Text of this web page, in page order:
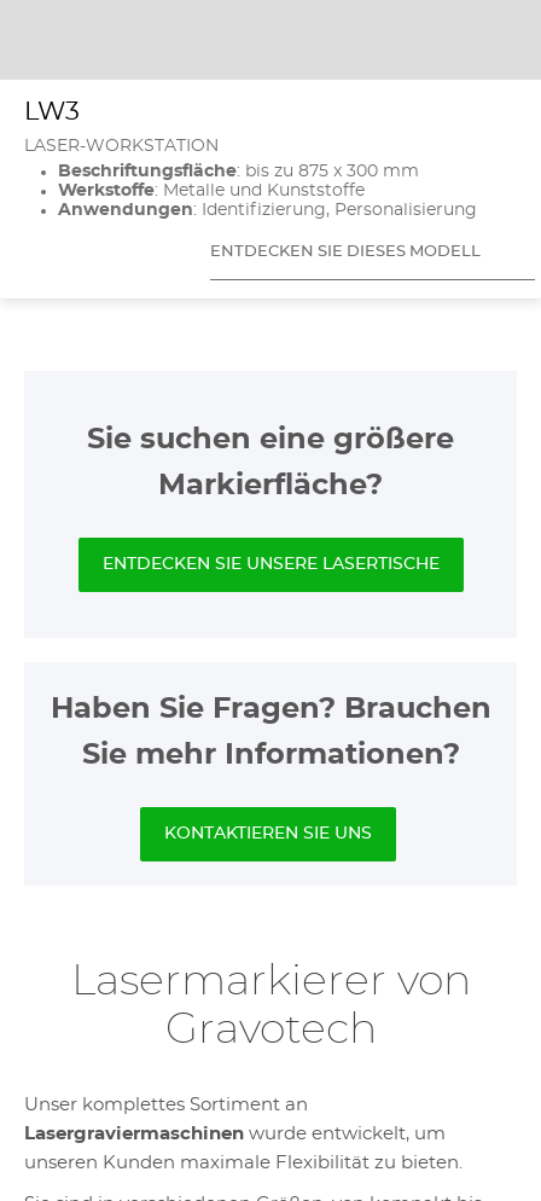
LW3
LASER-WORKSTATION
Beschriftungsfläche: bis zu 875 x 300 mm
Werkstoffe: Metalle und Kunststoffe
Anwendungen: Identifizierung, Personalisierung
ENTDECKEN SIE DIESES MODELL
Sie suchen eine größere
Markierfläche?
ENTDECKEN SIE UNSERE LASERTISCHE
Haben Sie Fragen? Brauchen
Sie mehr Informationen?
KONTAKTIEREN SIE UNS
Lasermarkierer von
Gravotech
Unser komplettes Sortiment an
Lasergraviermaschinen wurde entwickelt, um
unseren Kunden maximale Flexibilität zu bieten.